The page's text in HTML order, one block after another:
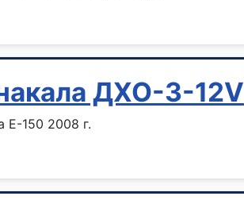
ДХО-3-12V
Е-150 2008 г.